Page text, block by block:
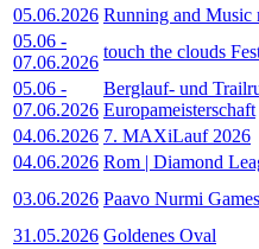
05.06.2026 Running and Music
05.06 -
07.06.2026
touch the clouds
05.06 -
07.06.2026
Berglauf- und
Europameisterschaft
04.06.2026 7. MAXiLauf 2026
04.06.2026 Rom | Diamond
03.06.2026 Paavo Nurmi
31.05.2026 Goldenes Oval